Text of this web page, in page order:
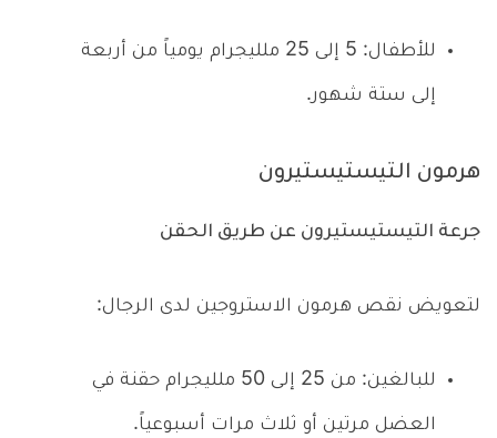
للأطفال: 5 إلى 25 ملليجرام يومياً من أربعة
إلى ستة شهور.
هرمون التيستيستيرون
جرعة التيستيستيرون عن طريق الحقن
لتعويض نقص هرمون الاستروجين لدى الرجال:
للبالغين: من 25 إلى 50 ملليجرام حقنة في
العضل مرتين أو ثلاث مرات أسبوعياً.